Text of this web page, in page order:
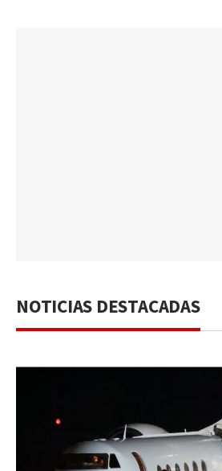
NOTICIAS DESTACADAS